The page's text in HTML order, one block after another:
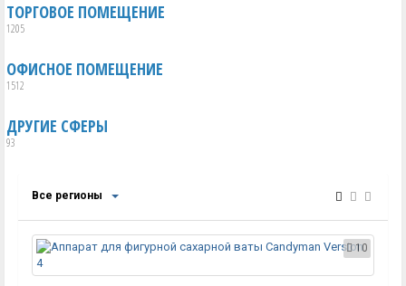
ТОРГОВОЕ ПОМЕЩЕНИЕ
1205
ОФИСНОЕ ПОМЕЩЕНИЕ
1512
ДРУГИЕ СФЕРЫ
93
Все регионы
10